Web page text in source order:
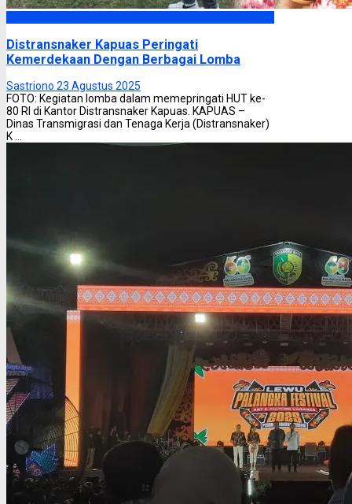
Distransnaker Kapuas Peringati
Kemerdekaan Dengan Berbagai Lomba
Sastriono 23 Agustus 2025
FOTO: Kegiatan lomba dalam memepringati HUT ke-
80 RI di Kantor Distransnaker Kapuas. KAPUAS –
Dinas Transmigrasi dan Tenaga Kerja (Distransnaker)
K ...